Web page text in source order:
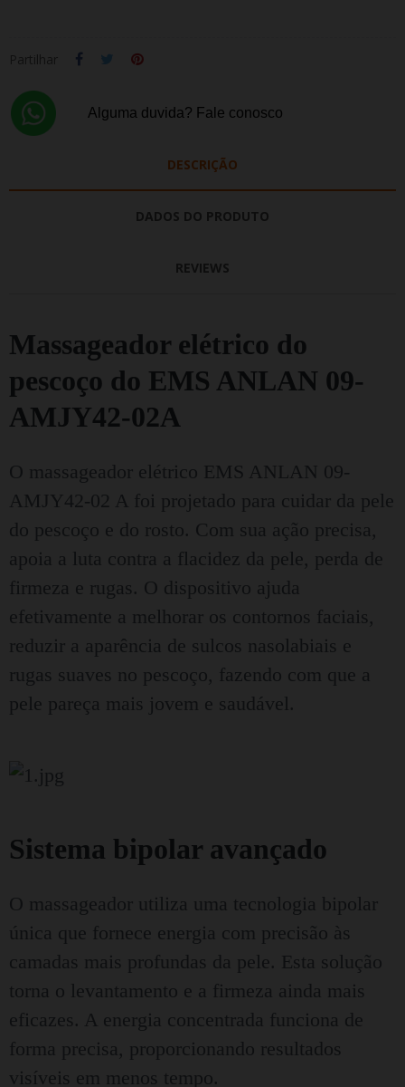
Alguma duvida? Fale conosco
DESCRIÇÃO
DADOS DO PRODUTO
REVIEWS
Massageador elétrico do
pescoço do EMS ANLAN 09-
AMJY42-02A
O massageador elétrico EMS ANLAN 09-
AMJY42-02 A foi projetado para cuidar da pele
do pescoço e do rosto. Com sua ação precisa,
apoia a luta contra a flacidez da pele, perda de
firmeza e rugas. O dispositivo ajuda
efetivamente a melhorar os contornos faciais,
reduzir a aparência de sulcos nasolabiais e
rugas suaves no pescoço, fazendo com que a
pele pareça mais jovem e saudável.
Sistema bipolar avançado
O massageador utiliza uma tecnologia bipolar
única que fornece energia com precisão às
camadas mais profundas da pele. Esta solução
torna o levantamento e a firmeza ainda mais
eficazes. A energia concentrada funciona de
forma precisa, proporcionando resultados
visíveis em menos tempo.